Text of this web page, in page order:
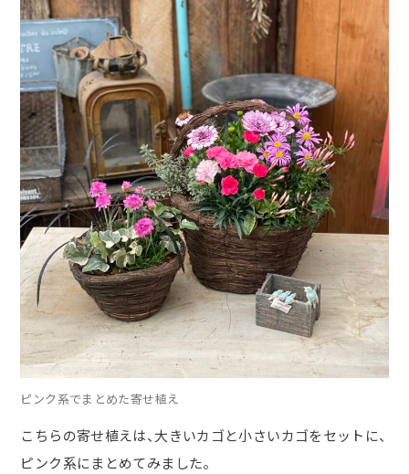
ピンク系でまとめた寄せ植え
こちらの寄せ植えは、大きいカゴと小さいカゴをセットに、
ピンク系にまとめてみました。